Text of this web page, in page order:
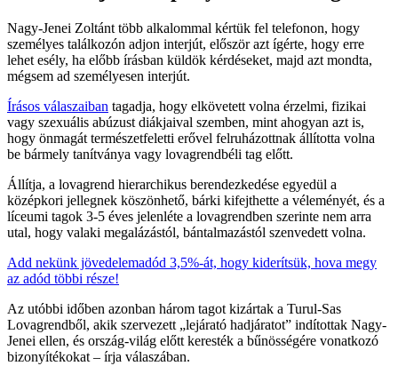
Nagy-Jenei Zoltánt több alkalommal kértük fel telefonon, hogy
személyes találkozón adjon interjút, először azt ígérte, hogy erre
lehet esély, ha előbb írásban küldök kérdéseket, majd azt mondta,
mégsem ad személyesen interjút.
Írásos válaszaiban tagadja, hogy elkövetett volna érzelmi, fizikai
vagy szexuális abúzust diákjaival szemben, mint ahogyan azt is,
hogy önmagát természetfeletti erővel felruházottnak állította volna
be bármely tanítványa vagy lovagrendbéli tag előtt.
Állítja, a lovagrend hierarchikus berendezkedése egyedül a
középkori jellegnek köszönhető, bárki kifejthette a véleményét, és a
líceumi tagok 3-5 éves jelenléte a lovagrendben szerinte nem arra
utal, hogy valaki megalázástól, bántalmazástól szenvedett volna.
Add nekünk jövedelemadód 3,5%-át, hogy kiderítsük, hova megy
az adód többi része!
Az utóbbi időben azonban három tagot kizártak a Turul-Sas
Lovagrendből, akik szervezett „lejárató hadjáratot” indítottak Nagy-
Jenei ellen, és ország-világ előtt keresték a bűnösségére vonatkozó
bizonyítékokat – írja válaszában.